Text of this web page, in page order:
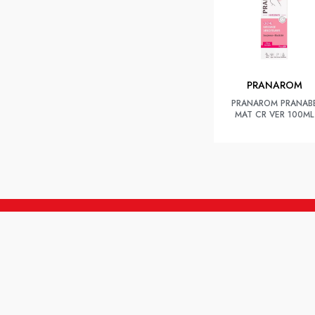
PRANAROM
PRANAROM
MAT CR VER 100ML